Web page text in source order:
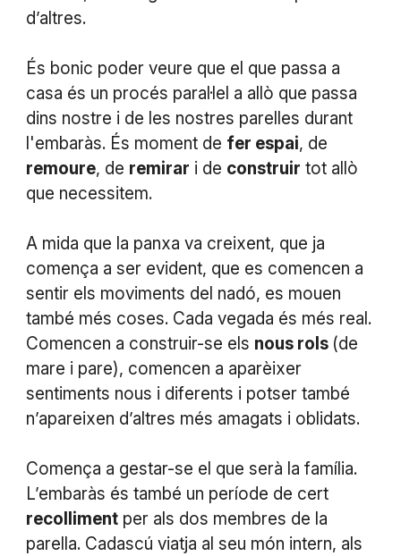
d’altres.
És bonic poder veure que el que passa a
casa és un procés paral·lel a allò que passa
dins nostre i de les nostres parelles durant
l'embaràs. És moment de fer espai, de
remoure, de remirar i de construir tot allò
que necessitem.
A mida que la panxa va creixent, que ja
comença a ser evident, que es comencen a
sentir els moviments del nadó, es mouen
també més coses. Cada vegada és més real.
Comencen a construir-se els nous rols (de
mare i pare), comencen a aparèixer
sentiments nous i diferents i potser també
n’apareixen d’altres més amagats i oblidats.
Comença a gestar-se el que serà la família.
L’embaràs és també un període de cert
recollimentper als dos membres de la
parella. Cadascú viatja al seu món intern, als